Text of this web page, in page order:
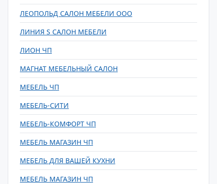
ЛЕОПОЛЬД САЛОН МЕБЕЛИ ООО
ЛИНИЯ S САЛОН МЕБЕЛИ
ЛИОН ЧП
МАГНАТ МЕБЕЛЬНЫЙ САЛОН
МЕБЕЛЬ ЧП
МЕБЕЛЬ-СИТИ
МЕБЕЛЬ-КОМФОРТ ЧП
МЕБЕЛЬ МАГАЗИН ЧП
МЕБЕЛЬ ДЛЯ ВАШЕЙ КУХНИ
МЕБЕЛЬ МАГАЗИН ЧП